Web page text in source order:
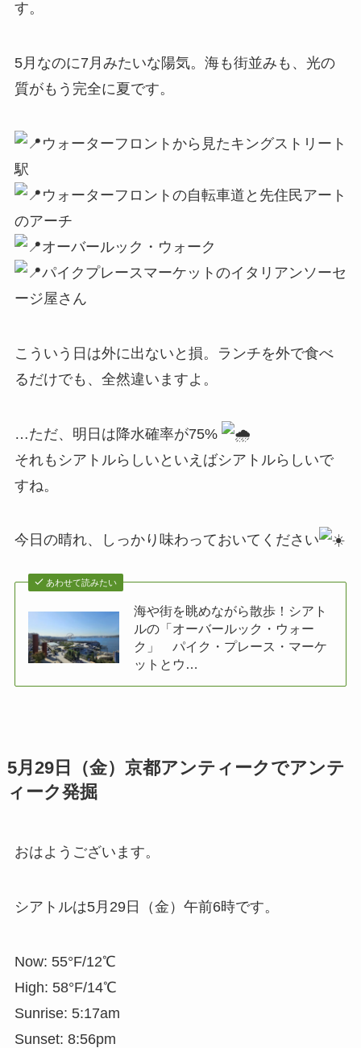
す。
5月なのに7月みたいな陽気。海も街並みも、光の
質がもう完全に夏です。
ウォーターフロントから見たキングストリート
駅
ウォーターフロントの自転車道と先住民アート
のアーチ
オーバールック・ウォーク
パイクプレースマーケットのイタリアンソーセ
ージ屋さん
こういう日は外に出ないと損。ランチを外で食べ
るだけでも、全然違いますよ。
…ただ、明日は降水確率が75%
それもシアトルらしいといえばシアトルらしいで
すね。
今日の晴れ、しっかり味わっておいてください
あわせて読みたい
海や街を眺めながら散歩！シアト
ルの「オーバールック・ウォー
ク」 パイク・プレース・マーケ
ットとウ…
5月29日（金）京都アンティークでアンテ
ィーク発掘
おはようございます。
シアトルは5月29日（金）午前6時です。
Now: 55°F/12℃
High: 58°F/14℃
Sunrise: 5:17am
Sunset: 8:56pm